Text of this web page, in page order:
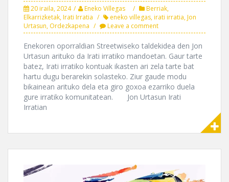
20 iraila, 2024 Eneko Villegas Berriak,
Elkarrizketak,Irati Irratia eneko villegas,irati irratia,Jon
Urtasun, Ordezkapena Leave a comment
Enekoren oporraldian Streetwiseko taldekidea den Jon
Urtasun arituko da Irati irratiko mandoetan. Gaur tarte
batez, Irati irratiko kontuak ikasten ari zela tarte bat
hartu dugu berarekin solasteko. Ziur gaude modu
bikainean arituko dela eta giro goxoa ezarriko duela
gure irratiko komunitatean. Jon Urtasun Irati
Irratian